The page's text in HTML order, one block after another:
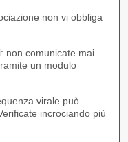
non vi obbliga
non comunicate mai
un modulo
virale può
incrociando più